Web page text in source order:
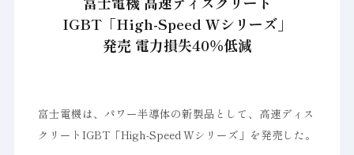
IGBT「High-Speed Wシリーズ」
発売 電力損失40％低減
富士電機は、パワー半導体の新製品として、高速ディス
クリートIGBT「High-Speed Wシリーズ」を発売した。